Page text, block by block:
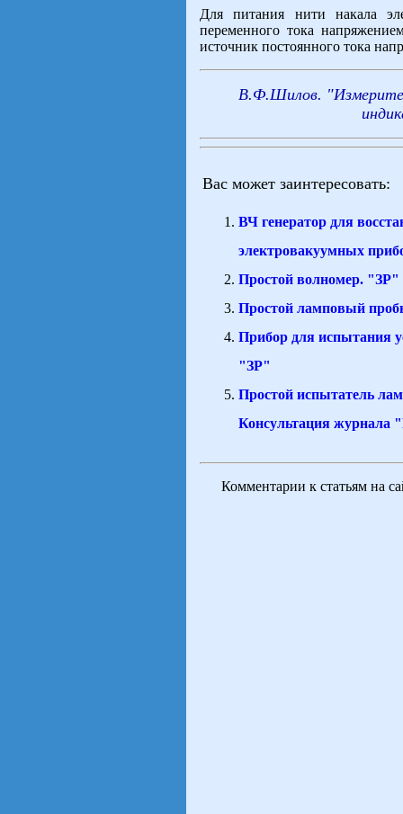
Для питания нити накала
переменного тока
источник постоянного тока
В.Ф.Шилов.
Вас может заинтересовать:
ВЧ генератор для
электровакуумных
Простой волномер. "ЗР"
Простой ламповый
Прибор для испытания
"ЗР"
Простой испытатель
Консультация журнала
Комментарии к статьям на